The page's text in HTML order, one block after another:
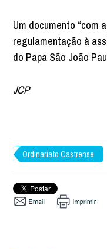
Um documento “com
regulamentação à
do Papa São João
JCP
Ordinariato Castrense